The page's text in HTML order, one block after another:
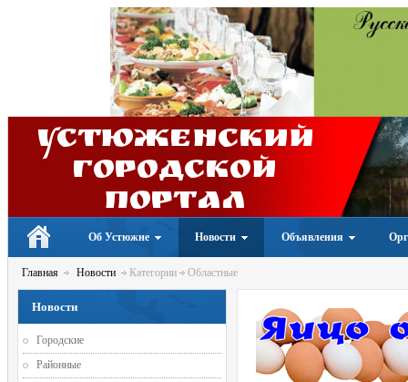
Устюженский
Городской
портал
Об Устюжне Новости Объявления
Главная Новости Категории Областные
Новости
Городские
Районные